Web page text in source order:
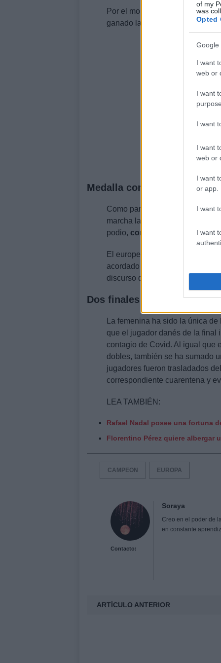
of my
was
Opted
Google
I want
web or
I want
I want
I want
web or
I want
or app.
I want
I want
Por el momento la deportista
ganado las finales disputadas
Medalla con dron
Como parte de las medidas de
marcha la iniciativa de repartir
podio, con un dron , así han
El europeo ha coincidido con el
acordado de
discurso de agradecimiento,
Dos finales canceladas
La femenina ha sido la única
que el jugador danés de la final
contagio de Covid. Al igual que
dobles, también se ha sumado
jugadores fueron trasladados
correspondiente cuarentena y
LEA TAMBIÉN:
Rafael Nadal posee una fortuna
Florentino Pérez quiere albergar
CAMPEON EUROPA
Contacto:
Soraya
Creo en el poder de
en constante
ARTÍCULO ANTERIOR